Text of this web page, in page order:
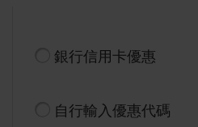
銀行信用卡優惠
自行輸入優惠代碼